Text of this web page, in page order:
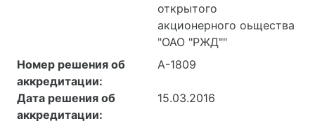
открытого
акционерного оьщества
"ОАО "РЖД""
Номер решения об
аккредитации:
А-1809
Дата решения об
аккредитации:
15.03.2016